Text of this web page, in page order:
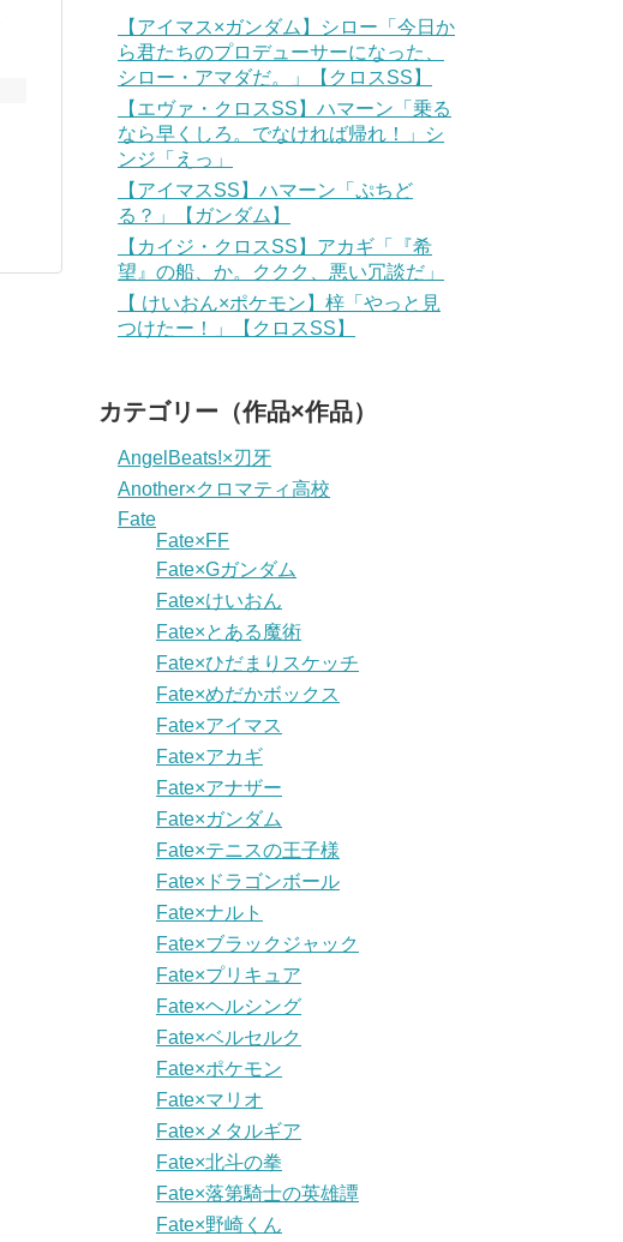
【アイマス×ガンダム】シロー「今日か
ら君たちのプロデューサーになった、
シロー・アマダだ。」【クロスSS】
【エヴァ・クロスSS】ハマーン「乗る
なら早くしろ。でなければ帰れ！」シ
ンジ「えっ」
【アイマスSS】ハマーン「ぷちど
る？」【ガンダム】
【カイジ・クロスSS】アカギ「『希
望』の船、か。ククク、悪い冗談だ」
【 けいおん×ポケモン】梓「やっと見
つけたー！」【クロスSS】
カテゴリー（作品×作品）
AngelBeats!×刃牙
Another×クロマティ高校
Fate
Fate×FF
Fate×Gガンダム
Fate×けいおん
Fate×とある魔術
Fate×ひだまりスケッチ
Fate×めだかボックス
Fate×アイマス
Fate×アカギ
Fate×アナザー
Fate×ガンダム
Fate×テニスの王子様
Fate×ドラゴンボール
Fate×ナルト
Fate×ブラックジャック
Fate×プリキュア
Fate×ヘルシング
Fate×ベルセルク
Fate×ポケモン
Fate×マリオ
Fate×メタルギア
Fate×北斗の拳
Fate×落第騎士の英雄譚
Fate×野崎くん